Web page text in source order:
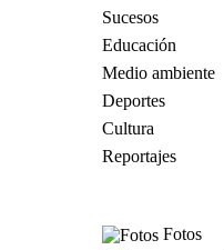
Sucesos
Educación
Medio ambiente
Deportes
Cultura
Reportajes
Fotos